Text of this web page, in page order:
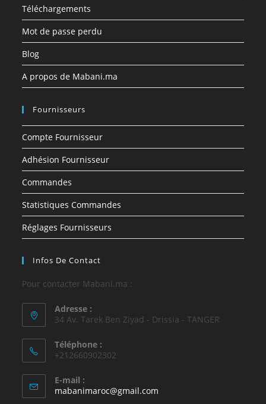
Téléchargements
Mot de passe perdu
Blog
A propos de Mabani.ma
Fournisseurs
Compte Fournisseur
Adhésion Fournisseur
Commandes
Statistiques Commandes
Réglages Fournisseurs
Infos De Contact
Pour contacter Mabani.ma :
Adresse :
34 Av. Tarek Ben Ziyad - Drissia - TANGER
Téléphone :
+212660902302
E-mail :
mabanimaroc@gmail.com